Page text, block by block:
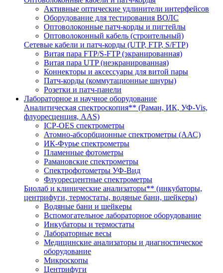
Активные оптические удлинители интерфейсов
Оборудование для тестирования ВОЛС
Оптоволоконные патч-корды и пигтейлы
Оптоволоконный кабель (строительный)
Сетевые кабели и патч-корды (UTP, FTP, S/FTP)
Витая пара FTP/S-FTP (экранированная)
Витая пара UTP (неэкранированная)
Коннекторы и аксессуары для витой пары
Патч-корды (коммутационные шнуры)
Розетки и патч-панели
Лабораторное и научное оборудование
Аналитическая спектроскопия** (Раман, ИК, УФ-Vis,
флуоресценция, AAS)
ICP-OES спектрометры
Атомно-абсорбционные спектрометры (ААС)
ИК-Фурье спектрометры
Пламенные фотометры
Рамановские спектрометры
Спектрофотометры УФ-Вид
Флуоресцентные спектрометры
Биолаб и клинические анализаторы** (инкубаторы,
центрифуги, термостаты, водяные бани, шейкеры)
Водяные бани и шейкеры
Вспомогательное лабораторное оборудование
Инкубаторы и термостаты
Лабораторные весы
Медицинские анализаторы и диагностическое
оборудование
Микроскопы
Центрифуги